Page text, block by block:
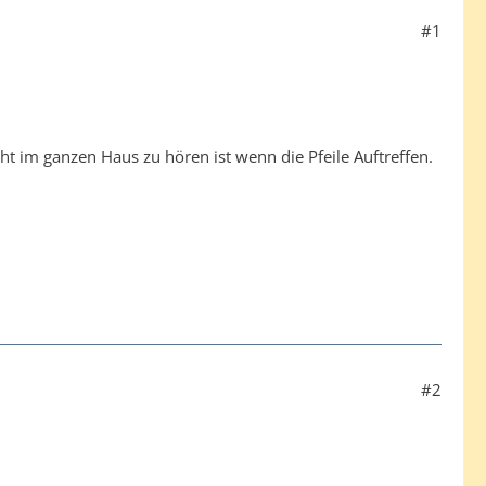
#1
im ganzen Haus zu hören ist wenn die Pfeile Auftreffen.
#2